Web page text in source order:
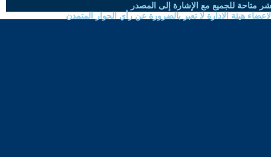
متاحة للجميع مع الإشارة إلى المصدر
هيئة الادارة لا تعبر بالضرورة عن رأي الحوار المتمدن